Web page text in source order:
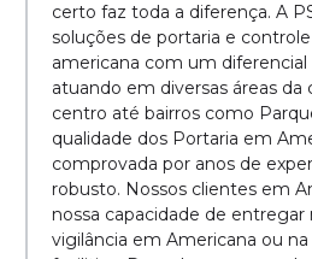
certo faz toda a diferença. A
soluções de portaria e
americana com um
atuando em diversas áreas da
centro até bairros como
qualidade dos Portaria em
comprovada por anos de
robusto. Nossos clientes em
nossa capacidade de entregar
vigilância em Americana ou